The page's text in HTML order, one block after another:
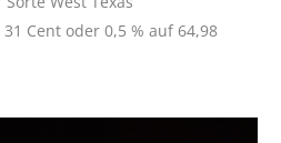
Cent oder 0,5 % auf 64,98